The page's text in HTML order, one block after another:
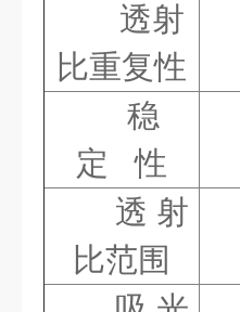
透射
比重复性
稳
定性
透 射
比范围